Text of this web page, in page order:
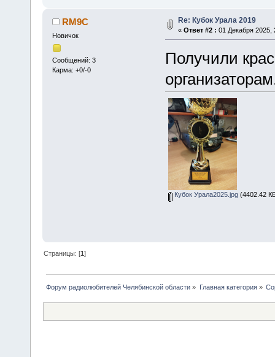
RM9C
Новичок
Сообщений: 3
Карма: +0/-0
Re: Кубок Урала 2019
« Ответ #2 : 01 Декабря 2025,
Получили
Кубок Урала2025.jpg(4402.42
Страницы: [1]
Форум радиолюбителей Челябинской области » Главная категория»